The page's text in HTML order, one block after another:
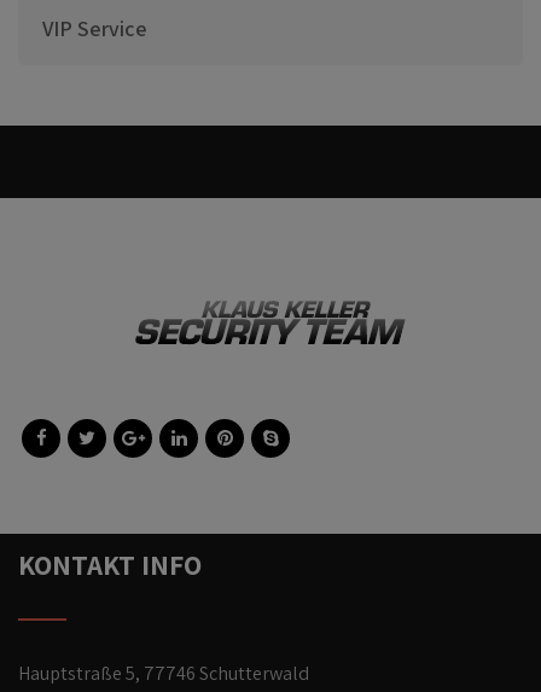
VIP Service
KONTAKT INFO
Hauptstraße 5, 77746 Schutterwald